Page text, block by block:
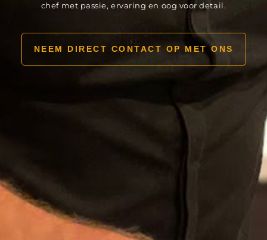
chef met passie, ervaring en oog voor detail.
NEEM DIRECT CONTACT OP MET ONS